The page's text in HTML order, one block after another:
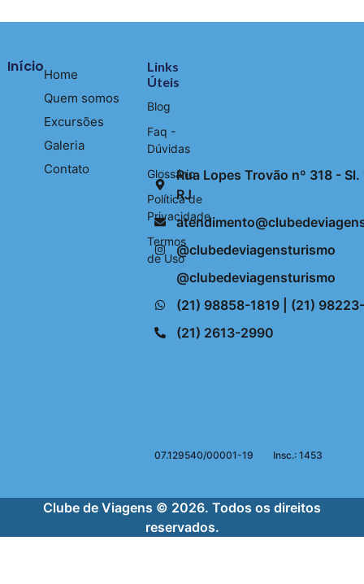
Rua Lopes Trovão nº 318 -
RJ
@clubedeviagensturismo
@clubedeviagensturismo
(21) 98858-1819 | (21)
(21) 2613-2990
07.129540/00001-19 Insc.: 1453
InícioHome
Quem somos
Excursões
Galeria
Contato
Links
Úteis
Blog
Faq -
Dúvidas
Glossário
Política de
Privacidade
Termos
de Uso
Clube de Viagens © 2026. Todos os direitos
reservados.